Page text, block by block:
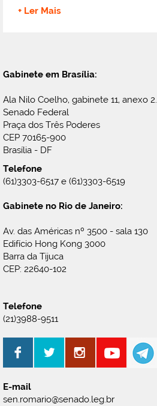
+ Ler Mais
Gabinete em Brasília:
Ala Nilo Coelho, gabinete 11, anexo 2.
Senado Federal
Praça dos Três Poderes
CEP 70165-900
Brasília - DF
Telefone
(61)3303-6517 e (61)3303-6519
Gabinete no Rio de Janeiro:
Av. das Américas nº 3500 - sala 130
Edifício Hong Kong 3000
Barra da Tijuca
CEP: 22640-102
Telefone
(21)3988-9511
E-mail
sen.romario@senado.leg.br